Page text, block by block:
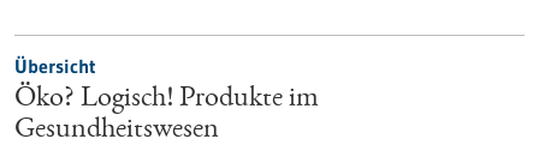
Übersicht
Öko? Logisch! Produkte im
Gesundheitswesen